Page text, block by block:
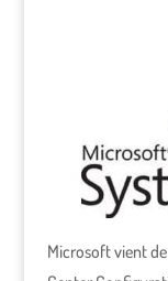
Microsoft vient